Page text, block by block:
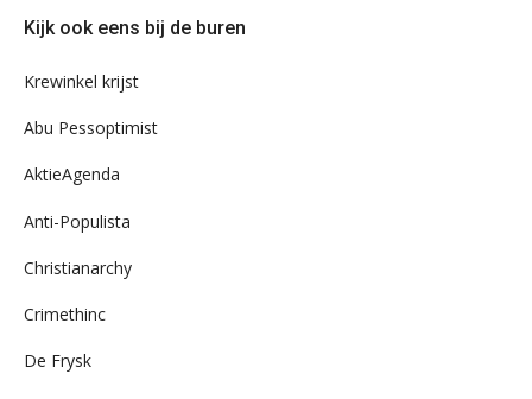
ons
Kijk ook eens bij de buren
Krewinkel krijst
Abu Pessoptimist
AktieAgenda
Anti-Populista
Christianarchy
Crimethinc
De Frysk